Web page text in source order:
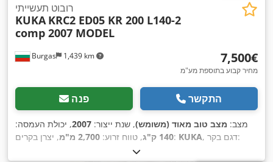
Burgas 1,439 km
רובוט תעשייתי
KUKA KRC2 ED05 KR 200 L140-2
comp 2007 MODEL
‏7,500 ‏€
מחיר קבוע בתוספת מע"מ
פנה התקשר
מצב: מצב טוב מאוד (משומש), שנת ייצור: 2007, יכולת העמסה:
140 ק"ג
, טווח זרוע: 2,700 מ"מ , יצרן בקרים: KUKA
, דגם בקר: